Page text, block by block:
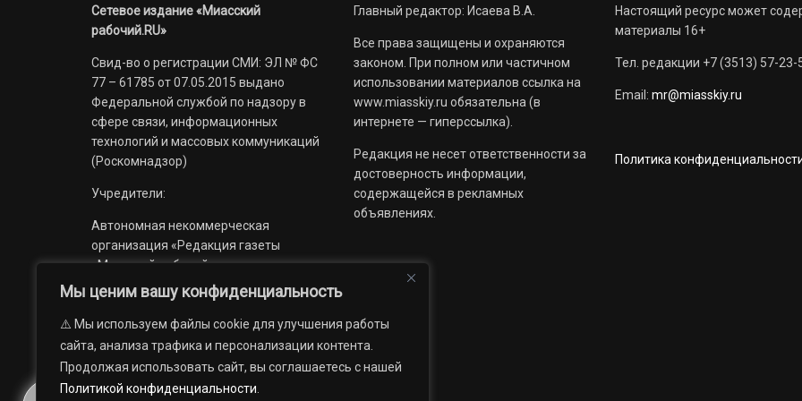
Мы ценим вашу конфиденциальность
⚠️ Мы используем файлы cookie для улучшения работы
сайта, анализа трафика и персонализации контента.
Продолжая использовать сайт, вы соглашаетесь с нашей
Политикой конфиденциальности
Сетевое издание «Миасский
рабочий.RU»
Свид-во о регистрации СМИ: ЭЛ № ФС
77 – 61785 от 07.05.2015 выдано
Федеральной службой по надзору в
сфере связи, информационных
технологий и массовых коммуникаций
(Роскомнадзор)
Учредители:
Автономная некоммерческая
организация «Редакция газеты
«Миасский рабочий»;
Областное государственное
учреждение «Издательский дом
«Губерния».
Главный редактор: Исаева В.А.
Все права защищены и охраняются
законом. При полном или частичном
использовании материалов ссылка на
www.miasskiy.ru обязательна (в
интернете — гиперссылка).
Редакция не несет ответственности за
достоверность информации,
содержащейся в рекламных
объявлениях.
Настоящий ресурс может
материалы 16+
Тел. редакции +7 (3513) 57-23-
Email: mr@miasskiy.ru
Политика